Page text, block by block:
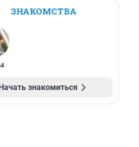
ЗНАКОМСТВА
знакомиться